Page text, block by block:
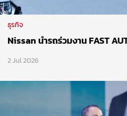
ธุรกิจ
Nissan นำรถร่วมงาน FAST
2 Jul 2026